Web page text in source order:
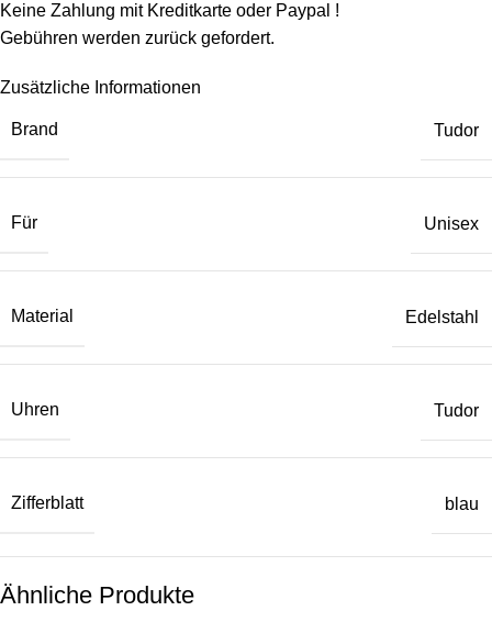
Keine Zahlung mit Kreditkarte oder Paypal !
Gebühren werden zurück gefordert.
Zusätzliche Informationen
Brand Tudor
Für Unisex
Material Edelstahl
Uhren Tudor
Zifferblatt blau
Ähnliche Produkte